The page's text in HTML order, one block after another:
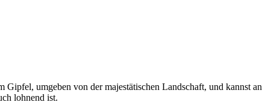
umgeben von der majestätischen Landschaft, und kannst an
lohnend ist.